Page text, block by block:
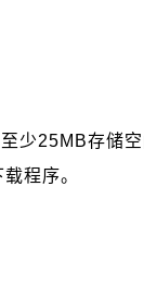
25MB存储空
载程序。